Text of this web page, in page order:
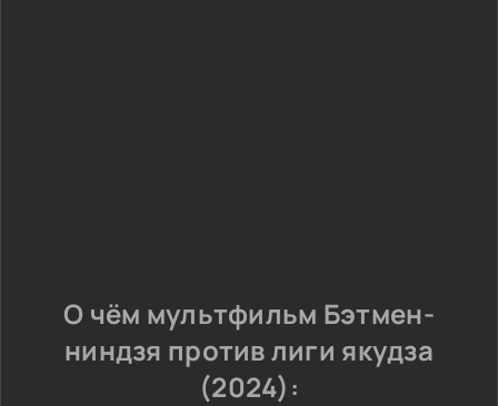
О чём мультфильм Бэтмен-
ниндзя против лиги якудза
(2024):